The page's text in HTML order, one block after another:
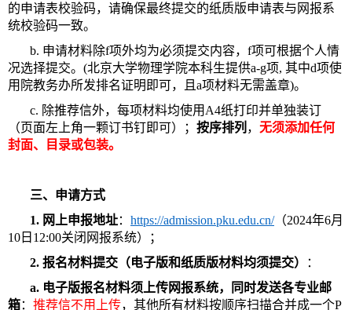
的申请表校验码，请确保最终提交的纸质版申请表与网报系
统校验码一致。
b. 申请材料除f项外均为必须提交内容，f项可根据个人情
况选择提交。(北京大学物理学院本科生提供a-g项, 其中d项使
用院教务办所发排名证明即可，且a项材料无需盖章)。
c. 除推荐信外，每项材料均使用A4纸打印并单独装订
（页面左上角一颗订书钉即可）； 按序排列 ， 无须添加任何
封面、目录或包装。
三、申请方式
1. 网上申报地址： https://admission.pku.edu.cn/（2024年6月
10日12:00关闭网报系统）；
2. 报名材料提交（电子版和纸质版材料均须提交）
：
a. 电子版报名材料须上传网报系统，同时发送各专业邮
箱： 推荐信不用上传，其他所有材料按顺序扫描合并成一个P